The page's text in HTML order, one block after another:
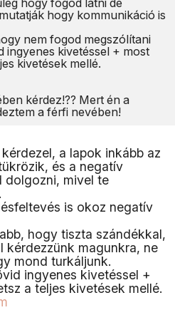
hogy fogod látni de
hogy kommunikáció is
nem fogod megszólítani
ingyenes kivetéssel + most
kivetések mellé.
kérdez!?? Mert én a
a férfi nevében!
a lapok inkább az
és a negatív
dolgozni, mivel te
is okoz negatív
hogy tiszta szándékkal,
kérdezzünk magunkra, ne
mond turkáljunk.
ingyenes kivetéssel +
a teljes kivetések mellé.